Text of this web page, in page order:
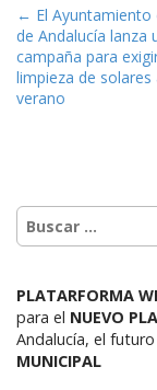
← El Ayuntamiento
de Andalucía lanza
campaña para
limpieza de solares
verano
PLATARFORMA
para el NUEVO
Andalucía, el futuro
MUNICIPAL